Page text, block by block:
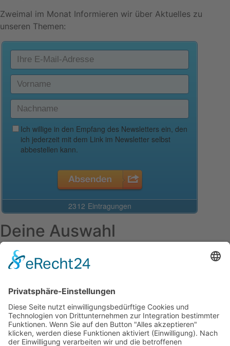
Zweimal im Monat Informieren wir über Aktuelles zu
unseren Themen:
Deine Auswahl
Startseite
Aktuelles Blog
Ausgaben online lesen
Über uns
Startseite
Datenschutzerklärung
Widerrufsbelehrung